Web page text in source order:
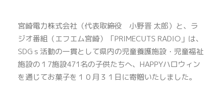
宮崎電力株式会社（代表取締役 小野晋 太郎）と、ラ
ジオ番組（エフエム宮崎）「PRIMECUTS RADIO」は、
SDGｓ活動の一貫として県内の児童養護施設・児童福祉
施設の１7施設471名の子供たちへ、HAPPYハロウィン
を通じてお菓子を１０月３１日に寄贈いたしました。